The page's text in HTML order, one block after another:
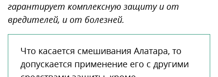
гарантирует комплексную защиту и от
вредителей, и от болезней.
Что касается смешивания Алатара, то
допускается применение его с другими